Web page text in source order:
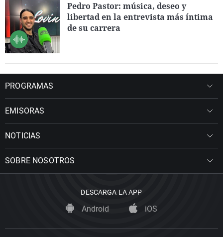
Pedro Pastor: música, deseo y
libertad en la entrevista más íntima
de su carrera
PROGRAMAS
EMISORAS
NOTICIAS
SOBRE NOSOTROS
DESCARGA LA APP
Android iOS